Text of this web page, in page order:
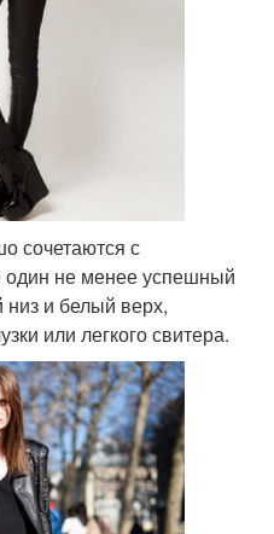
сочетаются с
не менее успешный
и белый верх,
или легкого свитера.